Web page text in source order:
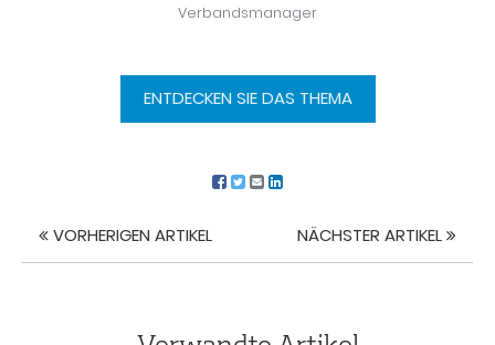
Verbandsmanager
ENTDECKEN SIE DAS THEMA
Artikel
VORHERIGEN ARTIKEL NÄCHSTER ARTIKEL